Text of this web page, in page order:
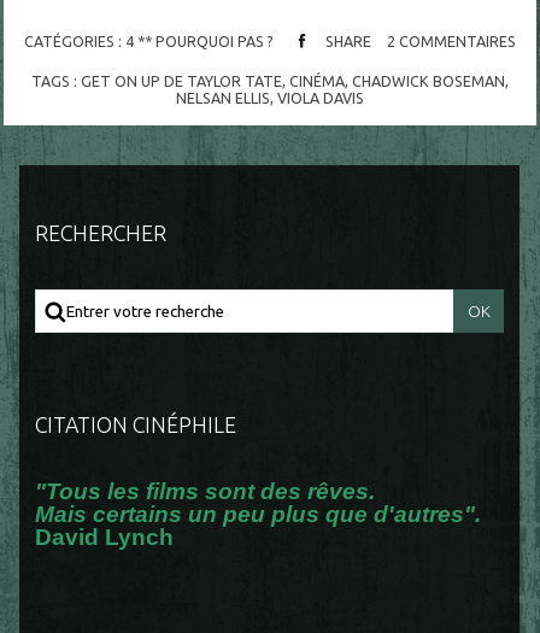
CATÉGORIES : 4 ** POURQUOI PAS ? SHARE 2 COMMENTAIRES
TAGS : GET ON UP DE TAYLOR TATE, CINÉMA, CHADWICK BOSEMAN,
NELSAN ELLIS, VIOLA DAVIS
RECHERCHER
CITATION CINÉPHILE
"Tous les films sont des rêves.
Mais certains un peu plus que d'autres".
David Lynch